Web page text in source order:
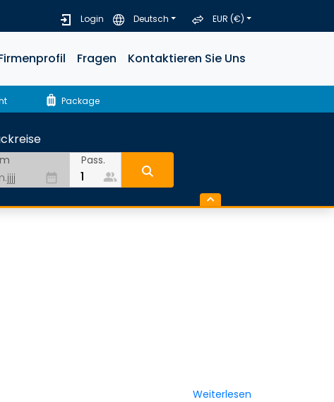
Login Deutsch EUR (€)
Fragen Kontaktieren Sie Uns
luggage Package
date_range
Pass.
people_alt
Weiterlesen